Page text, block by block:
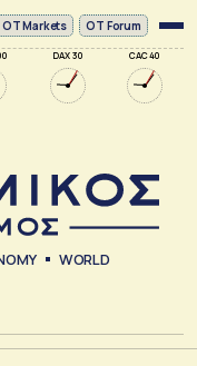
DAX 30 CAC 40
ΟΤ Markets OT Forum
WORLD